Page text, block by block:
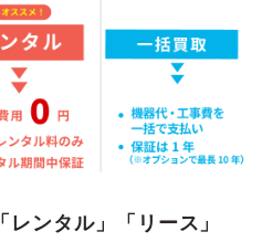
「レンタル」「リース」